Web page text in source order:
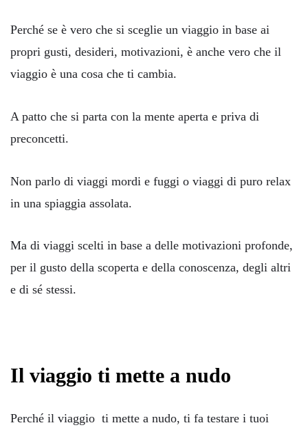
Perché se è vero che si sceglie un viaggio in base ai
propri gusti, desideri, motivazioni, è anche vero che il
viaggio è una cosa che ti cambia.
A patto che si parta con la mente aperta e priva di
preconcetti.
Non parlo di viaggi mordi e fuggi o viaggi di puro relax
in una spiaggia assolata.
Ma di viaggi scelti in base a delle motivazioni profonde,
per il gusto della scoperta e della conoscenza, degli altri
e di sé stessi.
Il viaggio ti mette a nudo
Perché il viaggio ti mette a nudo, ti fa testare i tuoi